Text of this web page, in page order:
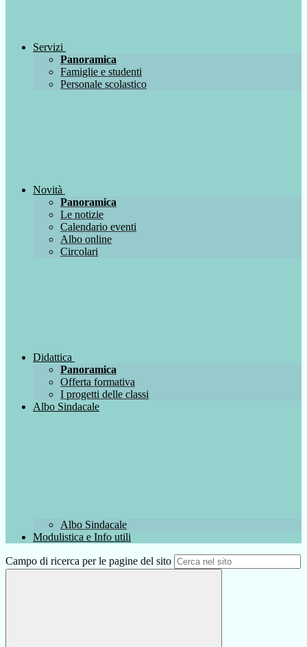
Servizi
Panoramica
Famiglie e studenti
Personale scolastico
Novità
Panoramica
Le notizie
Calendario eventi
Albo online
Circolari
Didattica
Panoramica
Offerta formativa
I progetti delle classi
Albo Sindacale
Albo Sindacale
Modulistica e Info utili
Campo di ricerca per le pagine del sito